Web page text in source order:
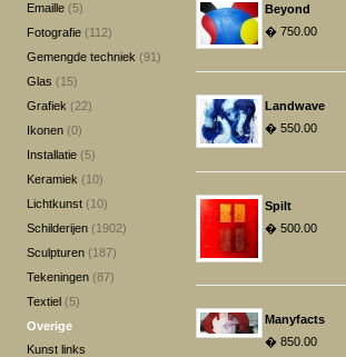
Emaille (5)
Fotografie (112)
Gemengde techniek (91)
Glas (15)
Grafiek (22)
Ikonen (0)
Installatie (5)
Keramiek (10)
Lichtkunst (10)
Schilderijen (1902)
Sculpturen (187)
Tekeningen (87)
Textiel (5)
Overige
Kunst links
Beyond
� 750.00
Landwave
� 550.00
Spilt
� 500.00
Manyfacts
� 850.00